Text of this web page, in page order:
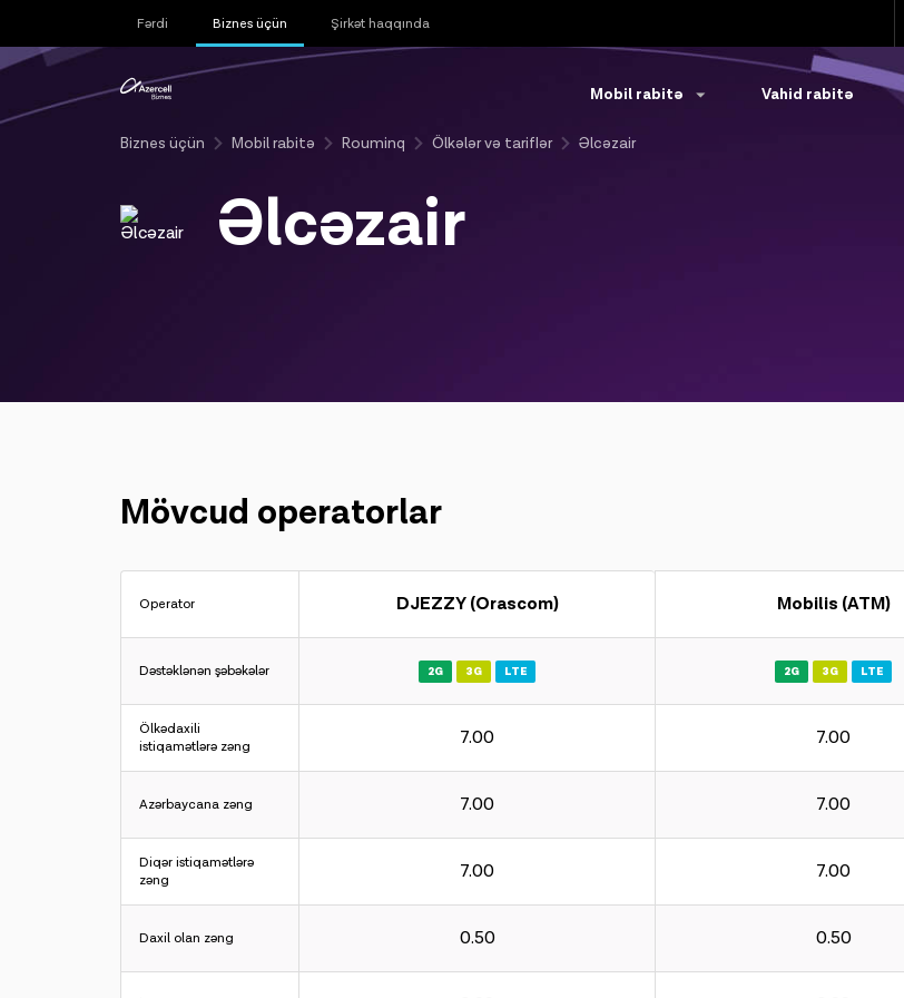
Fərdi Biznes üçün Şirkət haqqında
Mobil rabitə Vahid rabitə
Biznes üçün Mobil rabitə Rouminq Ölkələr və tariflər Əlcəzair
Əlcəzair
Mövcud operatorlar
Operator
Dəstəklənən şəbəkələr
Ölkədaxili
istiqamətlərə zəng
Azərbaycana zəng
Diqər istiqamətlərə
zəng
Daxil olan zəng
DJEZZY (Orascom)
2G 3G LTE
7.00
7.00
7.00
0.50
Mobilis (ATM)
2G 3G LTE
7.00
7.00
7.00
0.50